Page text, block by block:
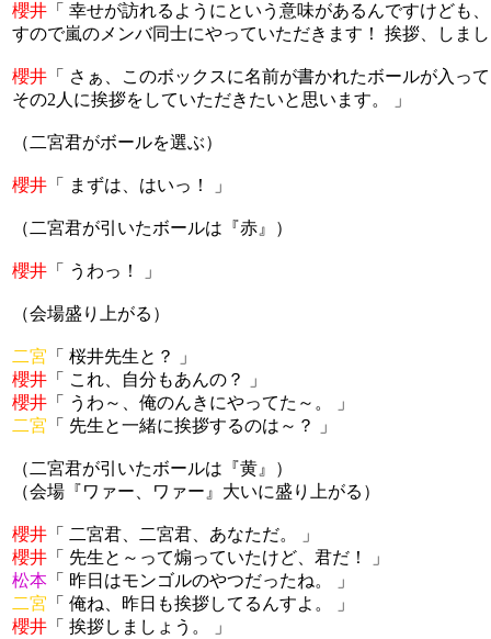
櫻井 「 幸せが訪れるようにという意味があるんですけども
すので嵐のメンバ同士にやっていただきます！ 挨拶、しま
櫻井 「 さぁ、このボックスに名前が書かれたボールが入っ
その2人に挨拶をしていただきたいと思います。 」
（二宮君がボールを選ぶ）
櫻井 「 まずは、はいっ！ 」
（二宮君が引いたボールは『赤』）
櫻井 「 うわっ！ 」
（会場盛り上がる）
二宮 「 桜井先生と？ 」
櫻井 「 これ、自分もあんの？ 」
櫻井 「 うわ～、俺のんきにやってた～。 」
二宮 「 先生と一緒に挨拶するのは～？ 」
（二宮君が引いたボールは『黄』）
（会場『ワァー、ワァー』大いに盛り上がる）
櫻井 「 二宮君、二宮君、あなただ。 」
櫻井 「 先生と～って煽っていたけど、君だ！ 」
松本 「 昨日はモンゴルのやつだったね。 」
二宮 「 俺ね、昨日も挨拶してるんすよ。 」
櫻井 「 挨拶しましょう。 」